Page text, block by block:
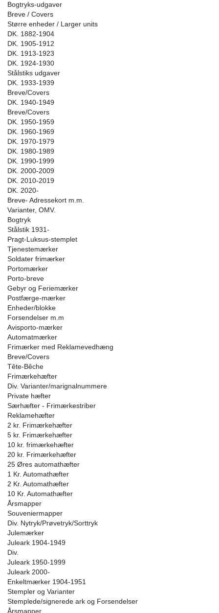
Bogtryks-udgaver
Breve / Covers
Større enheder / Larger units
DK. 1882-1904
DK. 1905-1912
DK. 1913-1923
DK. 1924-1930
Stålstiks udgaver
DK. 1933-1939
Breve/Covers
DK. 1940-1949
Breve/Covers
DK. 1950-1959
DK. 1960-1969
DK. 1970-1979
DK. 1980-1989
DK. 1990-1999
DK. 2000-2009
DK. 2010-2019
DK. 2020-
Breve- Adressekort m.m.
Varianter, OMV.
Bogtryk
Stålstik 1931-
Pragt-Luksus-stemplet
Tjenestemærker
Soldater frimærker
Portomærker
Porto-breve
Gebyr og Feriemærker
Postfærge-mærker
Enheder/blokke
Forsendelser m.m
Avisporto-mærker
Automatmærker
Frimærker med Reklamevedhæng
Breve/Covers
Tête-Bêche
Frimærkehæfter
Div. Varianter/marignalnummere
Private hæfter
Særhæfter - Frimærkestriber
Reklamehæfter
2 kr. Frimærkehæfter
5 kr. Frimærkehæfter
10 kr. frimærkehæfter
20 kr. Frimærkehæfter
25 Øres automathæfter
1 Kr. Automathæfter
2 Kr. Automathæfter
10 Kr. Automathæfter
Årsmapper
Souveniermapper
Div. Nytryk/Prøvetryk/Sorttryk
Julemærker
Juleark 1904-1949
Div.
Juleark 1950-1999
Juleark 2000-
Enkeltmærker 1904-1951
Stempler og Varianter
Stemplede/signerede ark og Forsendelser
Årsmapper